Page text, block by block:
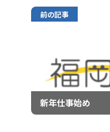
前の記事
新年仕事始め